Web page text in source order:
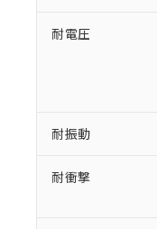
耐電圧
耐振動
耐衝撃